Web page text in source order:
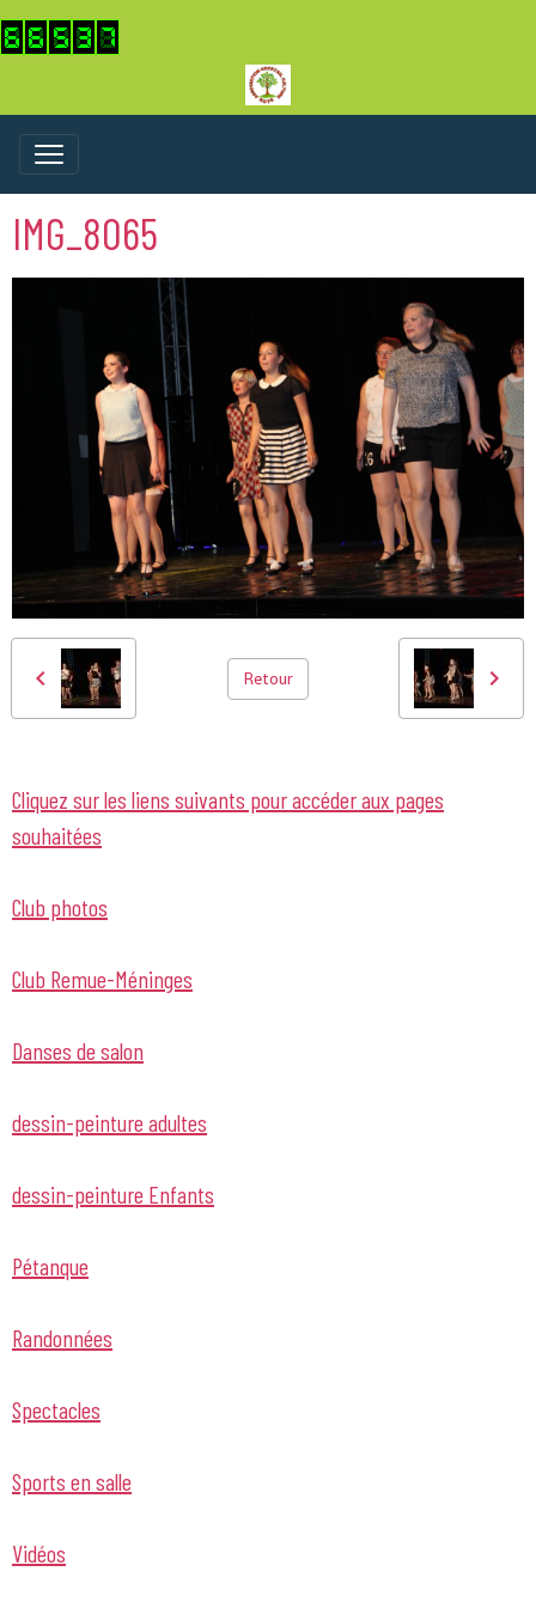
IMG_8065
Retour
Cliquez sur les liens suivants pour accéder aux pages
souhaitées
Club photos
Club Remue-Méninges
Danses de salon
dessin-peinture adultes
dessin-peinture Enfants
Pétanque
Randonnées
Spectacles
Sports en salle
Vidéos